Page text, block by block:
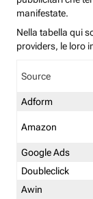
manifestate.
Nella tabella qui
providers, le loro
Source
Adform
Amazon
Google Ads
Doubleclick
Awin